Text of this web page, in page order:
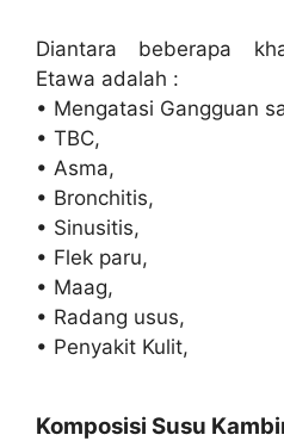
Diantara beberapa
Etawa adalah :
• Mengatasi Gangguan
• TBC,
• Asma,
• Bronchitis,
• Sinusitis,
• Flek paru,
• Maag,
• Radang usus,
• Penyakit Kulit,
Komposisi Susu